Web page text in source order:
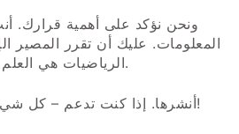
ونحن نؤكد على أهمية قرارك.
المعلومات. عليك أن تقرر المصير
الرياضيات هي العلم الدقيق. هنا هو الحساب.
أنشرها. إذا كنت تدعم – كل شيء سوف ينجح. الخيار لنا!